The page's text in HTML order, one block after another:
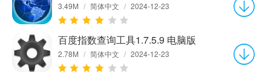
3.49M / 简体中文 / 2024-12-23
百度指数查询工具1.7.5.9 电脑版
2.78M / 简体中文 / 2024-12-23